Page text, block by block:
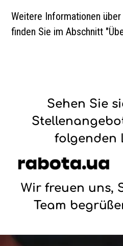
Weitere Informationen
finden Sie im Abschnitt
Sehen Sie
folgenden
Wir freuen uns,
Team